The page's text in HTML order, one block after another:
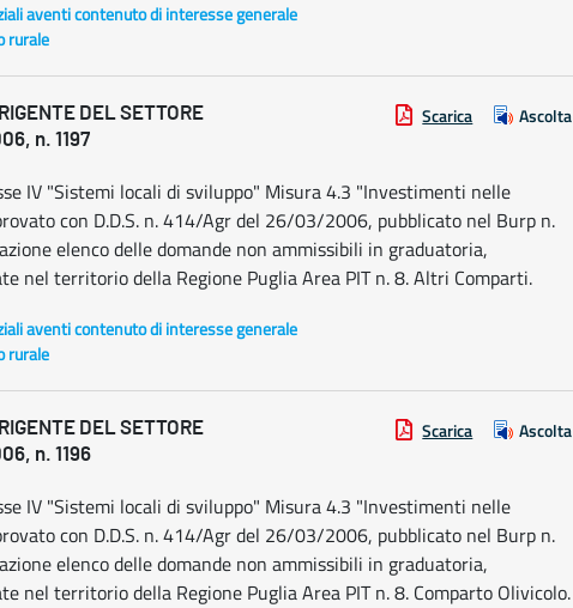
aventi contenuto di interesse generale
rurale
DEL SETTORE
n. 1197
Scarica Ascolta
IV "Sistemi locali di sviluppo" Misura 4.3 "Investimenti nelle
con D.D.S. n. 414/Agr del 26/03/2006, pubblicato nel Burp n.
elenco delle domande non ammissibili in graduatoria,
nel territorio della Regione Puglia Area PIT n. 8. Altri Comparti.
aventi contenuto di interesse generale
rurale
DEL SETTORE
n. 1196
Scarica Ascolta
IV "Sistemi locali di sviluppo" Misura 4.3 "Investimenti nelle
con D.D.S. n. 414/Agr del 26/03/2006, pubblicato nel Burp n.
elenco delle domande non ammissibili in graduatoria,
nel territorio della Regione Puglia Area PIT n. 8. Comparto Olivicolo.